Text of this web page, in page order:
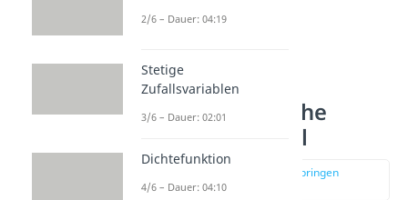
Hypergeometrische
Verteilung Formel
zur Stelle im Video springen
(00:41)
2/6 – Dauer: 04:19
Stetige
Zufallsvariablen
3/6 – Dauer: 02:01
Dichtefunktion
4/6 – Dauer: 04:10